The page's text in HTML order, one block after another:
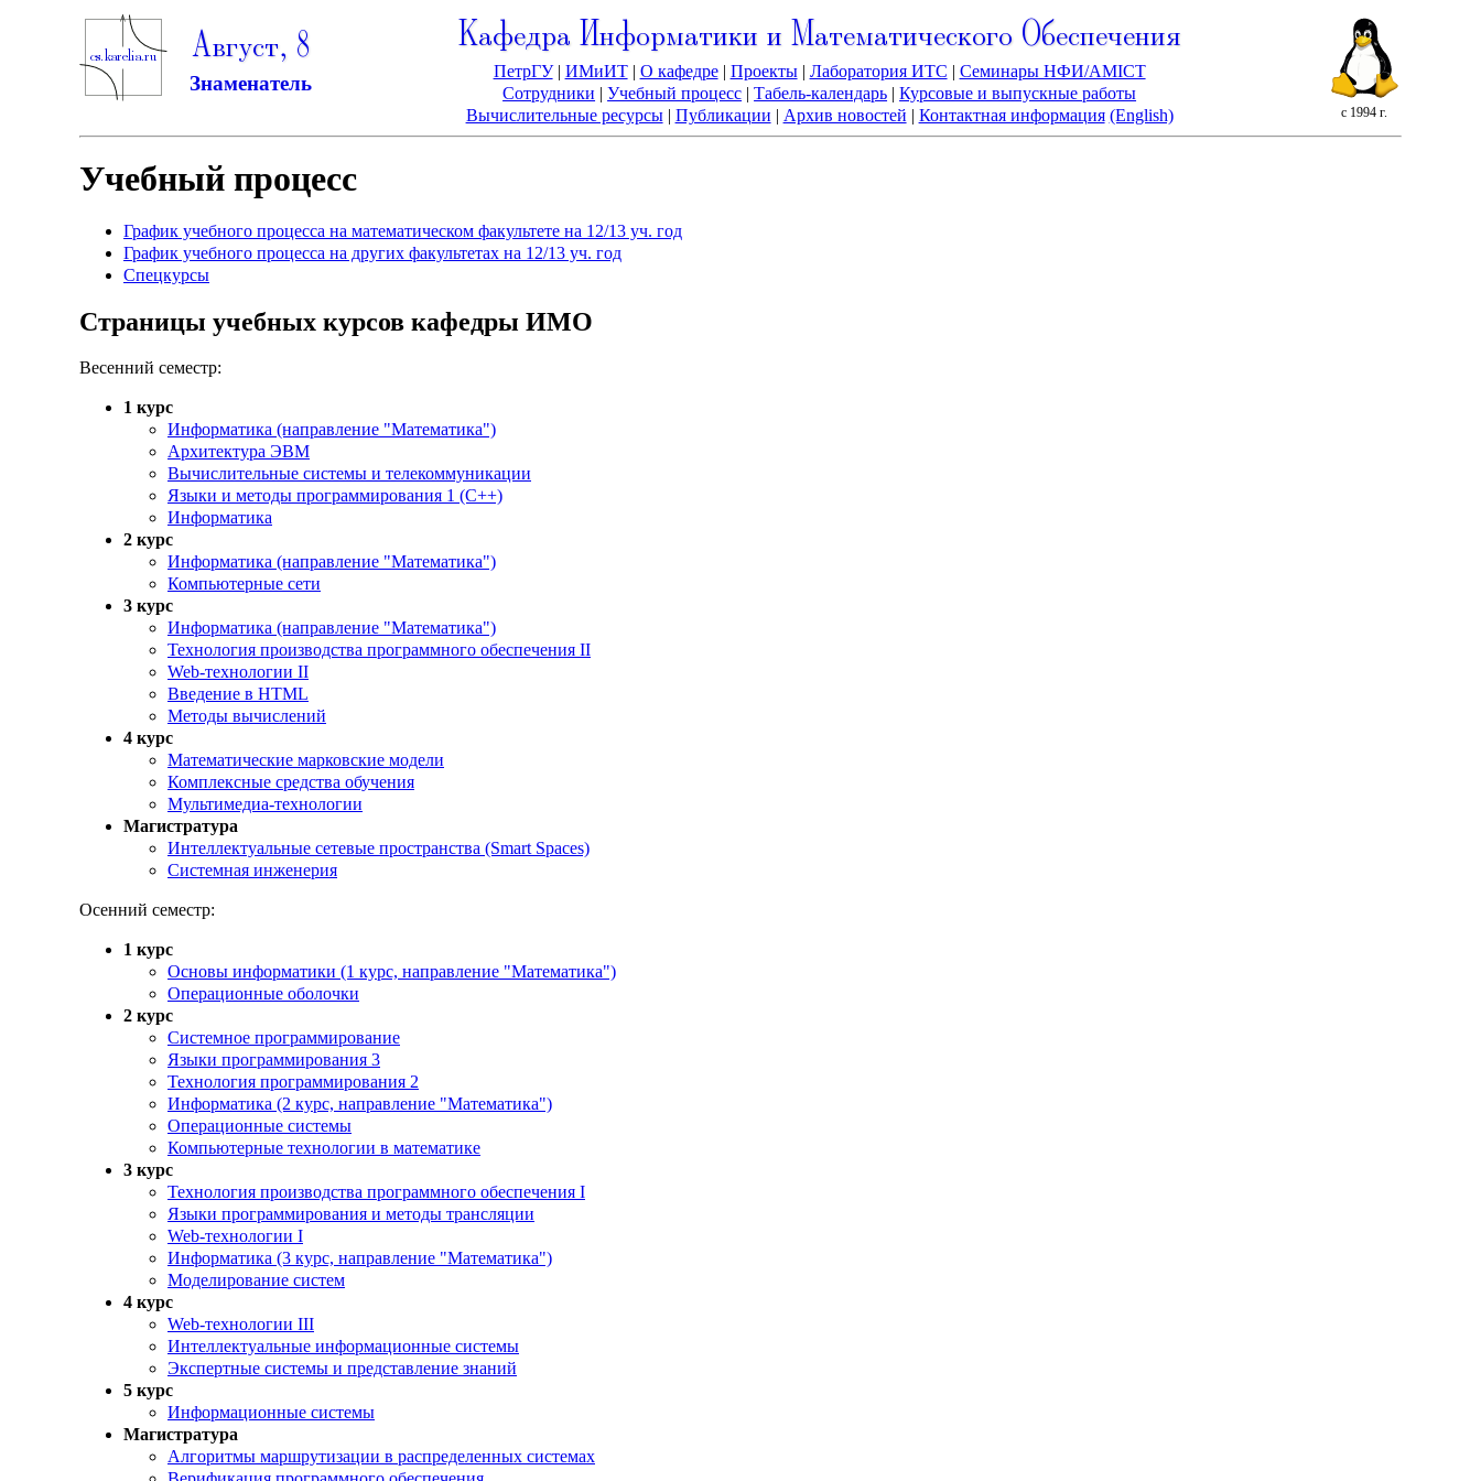
Август, 8
Знаменатель
с 1994 г.
Кафедра Информатики и Математического Обеспечения
ПетрГУ| ИМиИТ| О кафедре| Проекты| Лаборатория ИТС | Семинары НФИ/AMICT
Сотрудники |Учебный процесс |Табель-календарь |Курсовые и выпускные работы
Вычислительные ресурсы| Публикации | Архив новостей | Контактная информация (English)
Учебный процесс
График учебного процесса на математическом факультете на 12/13 уч. год
График учебного процесса на других факультетах на 12/13 уч. год
Спецкурсы
Страницы учебных курсов кафедры ИМО
Весенний семестр:
1 курс
Информатика (направление "Математика")
Архитектура ЭВМ
Вычислительные системы и телекоммуникации
Языки и методы программирования 1 (С++)
Информатика
2 курс
Информатика (направление "Математика")
Компьютерные сети
3 курс
Информатика (направление "Математика")
Технология производства программного обеспечения II
Web-технологии II
Введение в HTML
Методы вычислений
4 курс
Математические марковские модели
Комплексные средства обучения
Мультимедиа-технологии
Магистратура
Интеллектуальные сетевые пространства (Smart Spaces)
Системная инженерия
Осенний семестр:
1 курс
Основы информатики (1 курс, направление "Математика")
Операционные оболочки
2 курс
Системное программирование
Языки программирования 3
Технология программирования 2
Информатика (2 курс, направление "Математика")
Операционные системы
Компьютерные технологии в математике
3 курс
Технология производства программного обеспечения I
Языки программирования и методы трансляции
Web-технологии I
Информатика (3 курс, направление "Математика")
Моделирование систем
4 курс
Web-технологии III
Интеллектуальные информационные системы
Экспертные системы и представление знаний
5 курс
Информационные системы
Магистратура
Алгоритмы маршрутизации в распределенных системах